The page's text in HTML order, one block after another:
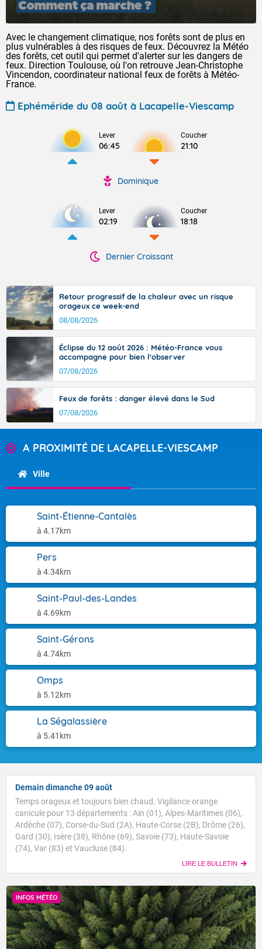
Avec le changement climatique, nos forêts sont de plus en
plus vulnérables à des risques de feux. Découvrez la Météo
des forêts, cet outil qui permet d'alerter sur les dangers de
feux. Direction Toulouse, où l'on retrouve Jean-Christophe
Vincendon, coordinateur national feux de forêts à Météo-
France.
Ephéméride du 08 août à Lacapelle-Viescamp
Lever
06:45
Coucher
21:10
Dominique
Lever
02:19
Coucher
18:18
Dernier Croissant
Retour progressif de la chaleur avec un risque
orageux ce week-end
08/08/2026
Éclipse du 12 août 2026 : Météo-France vous
accompagne pour bien l'observer
07/08/2026
Feux de forêts : danger élevé dans le Sud
07/08/2026
A PROXIMITÉ DE LACAPELLE-VIESCAMP
Ville
Saint-Étienne-Cantalès
à 4.17km
Pers
à 4.34km
Saint-Paul-des-Landes
à 4.69km
Saint-Gérons
à 4.74km
Omps
à 5.12km
La Ségalassière
à 5.41km
Demain dimanche 09 août
Temps orageux et toujours bien chaud. Vigilance orange
canicule pour 13 départements : Ain (01), Alpes-Maritimes (06),
Ardèche (07), Corse-du-Sud (2A), Haute-Corse (2B), Drôme (26),
Gard (30), Isère (38), Rhône (69), Savoie (73), Haute-Savoie
(74), Var (83) et Vaucluse (84).
LIRE LE BULLETIN
INFOS MÉTÉO